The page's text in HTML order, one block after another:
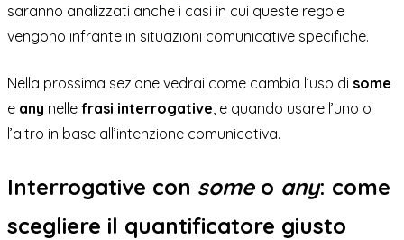
saranno analizzati anche i casi in cui queste regole
vengono infrante in situazioni comunicative specifiche.
Nella prossima sezione vedrai come cambia l’uso di some
e any nelle frasi interrogative , e quando usare l’uno o
l’altro in base all’intenzione comunicativa.
Interrogative con someo any: come
scegliere il quantificatore giusto